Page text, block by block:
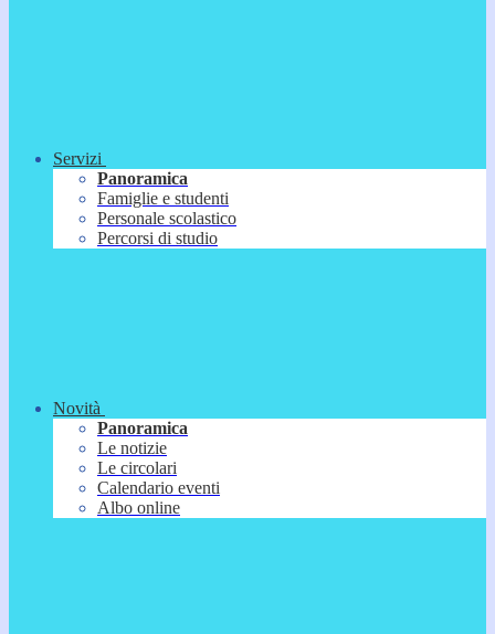
Servizi
Panoramica
Famiglie e studenti
Personale scolastico
Percorsi di studio
Novità
Panoramica
Le notizie
Le circolari
Calendario eventi
Albo online